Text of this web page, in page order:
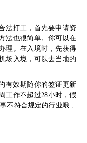
法打工，首先要申请资
法也很简单。你可以在
理。在入境时，先获得
场入境，可以去当地的
有效期随你的签证更新
工作不超过28小时，假
不符合规定的行业哦，